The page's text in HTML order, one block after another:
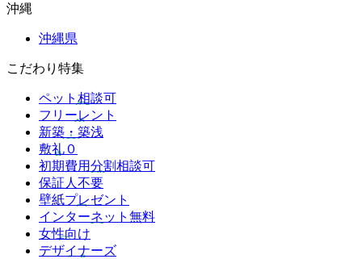
沖縄
沖縄県
こだわり特集
ペット相談可
フリーレント
新築・築浅
敷礼０
初期費用分割相談可
保証人不要
壁紙プレゼント
インターネット無料
女性向け
デザイナーズ